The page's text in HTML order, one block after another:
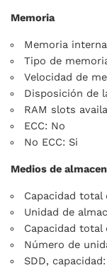
Memoria
Memoria
Tipo de
Velocidad de
Disposición de
RAM slots
ECC: No
No ECC: Si
Medios de
Capacidad total
Unidad de
Capacidad total
Número de
SDD,